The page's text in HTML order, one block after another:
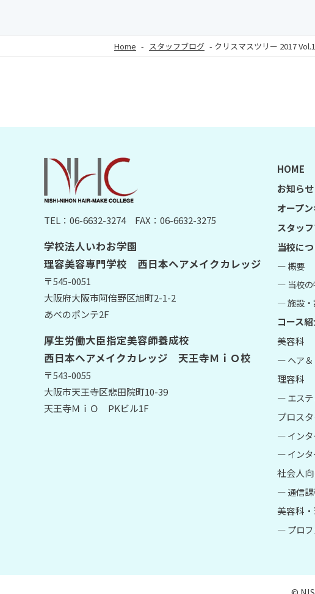
Home - スタッフブログ - クリスマスツリー 2017
TEL：06-6632-3274FAX：06-6632-3275
学校法人いわお学園
理容美容専門学校 西日本ヘアメイクカレッジ
〒545-0051
大阪府大阪市阿倍野区旭町2-1-2
あべのポンテ2F
厚生労働大臣指定美容師養成校
西日本ヘアメイクカレッジ 天王寺ＭｉＯ校
〒543-0055
大阪市天王寺区悲田院町10-39
天王寺ＭｉＯ PKビル1F
HOME
お知らせ
オープ
スタッ
当校に
― 概要
― 当校の
― 施設・
コース
美容科
― ヘア＆
理容科
― エステ
プロス
― インタ
― インタ
社会人
― 通信課
美容科
― プロフ